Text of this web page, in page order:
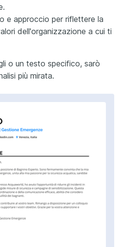
e approccio per riflettere la
dell'organizzazione a cui ti
o un testo specifico, sarò
più mirata.